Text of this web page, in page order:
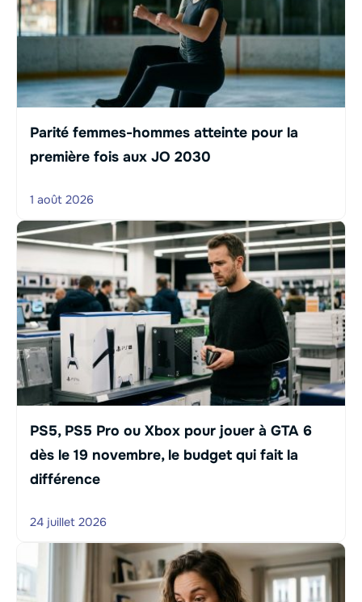
Parité femmes-hommes atteinte pour la
première fois aux JO 2030
1 août 2026
PS5, PS5 Pro ou Xbox pour jouer à GTA 6
dès le 19 novembre, le budget qui fait la
différence
24 juillet 2026